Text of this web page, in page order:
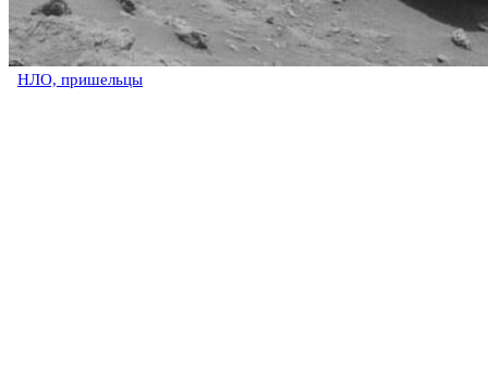
НЛО, пришельцы